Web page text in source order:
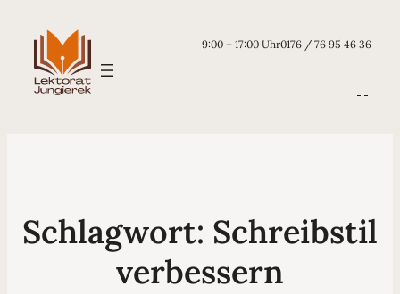
9:00 – 17:00 Uhr0176 / 76 95 46 36
Schlagwort: Schreibstil
verbessern